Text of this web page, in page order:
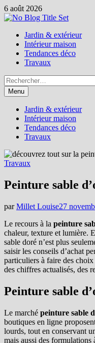
Passer
au
6 août 2026
Jardin & extérieur
Intérieur maison
Tendances déco
Travaux
Rechercher :
Menu
Jardin & extérieur
Intérieur maison
Tendances déco
Travaux
Travaux
Peinture sable
parMillet Louise27
Le recours à la peinture
chaleur, texture et lumière.
sable doré n’est plus
saisir les conseils d’achat
particuliers à faire des
des chiffres actualisés, des
Peinture sable
Le marché peinture sable
boutiques en ligne
lourds, tout en conservant
mais aussi des formulations